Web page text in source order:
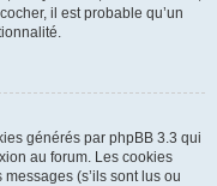
il est probable qu’un
générés par phpBB 3.3 qui
au forum. Les cookies
(s’ils sont lus ou